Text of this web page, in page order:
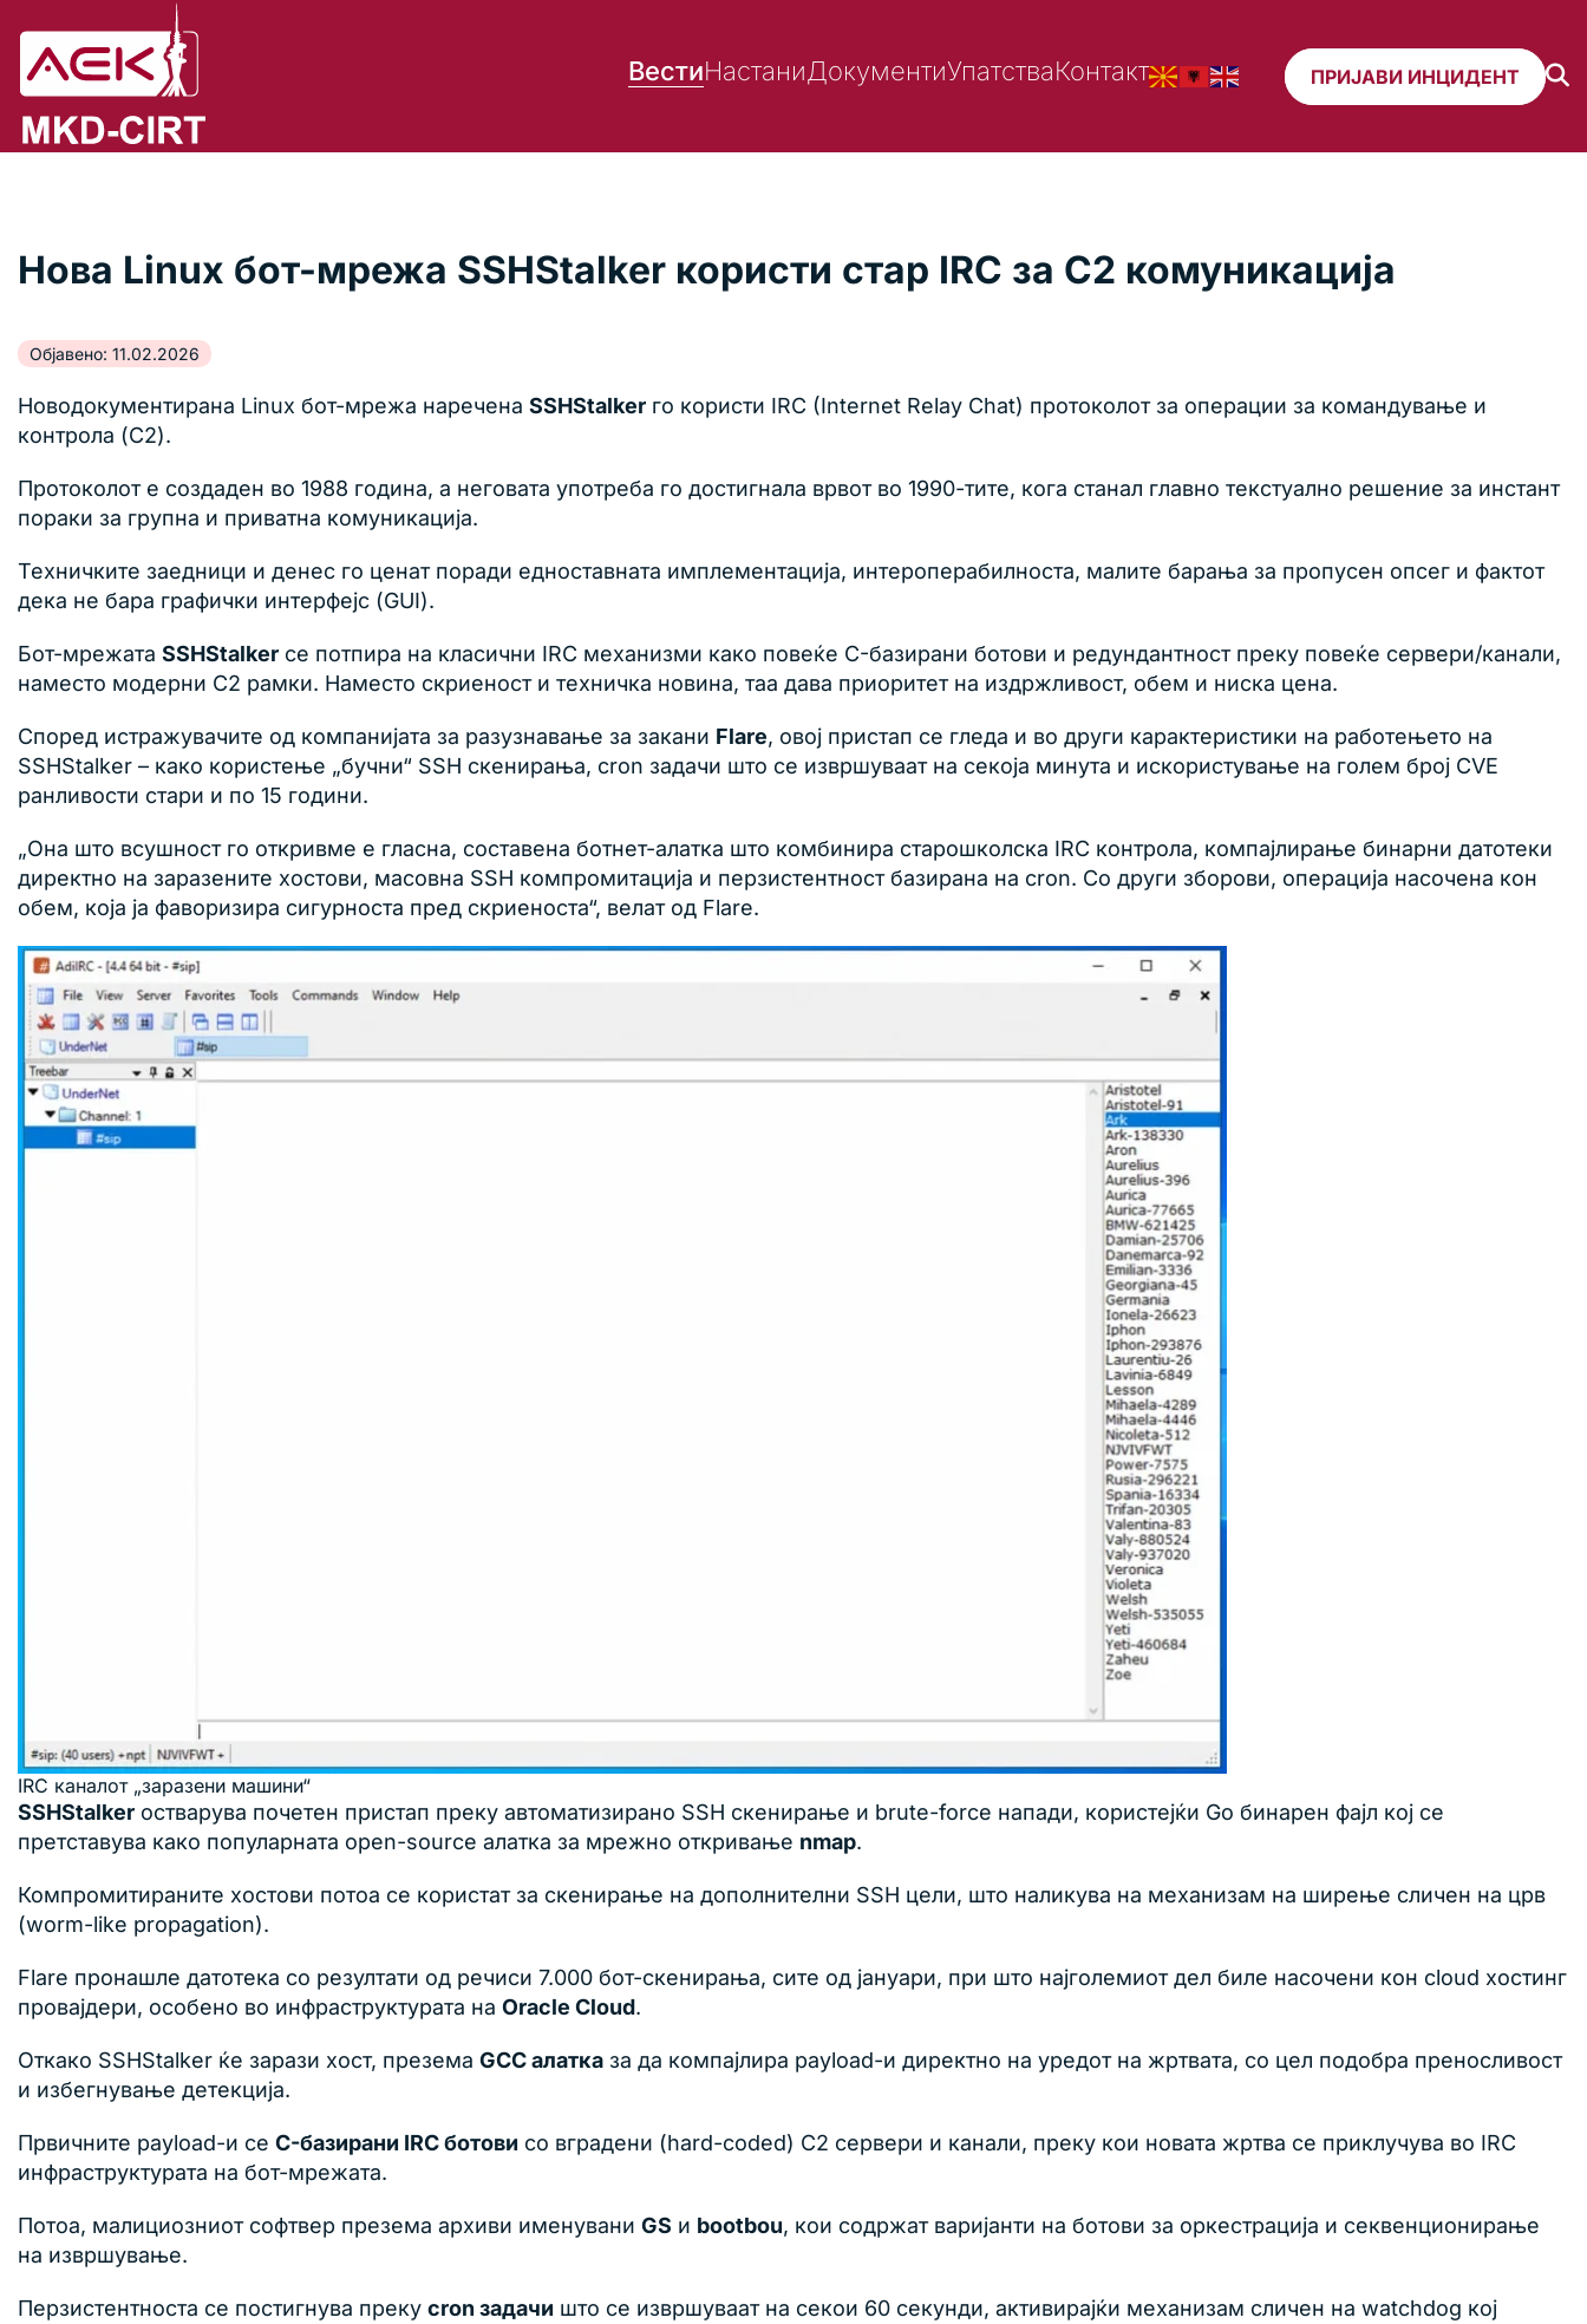
ВестиНастаниДокументиУпатстваКонтакт ПРИЈАВИ ИНЦИДЕНТ
Нова Linux бот-мрежа SSHStalker користи стар IRC за C2 комуникација
Објавено: 11.02.2026
Новодокументирана Linux бот-мрежа наречена SSHStalker го користи IRC (Internet Relay Chat) протоколот за операции за командување и
контрола (C2).
Протоколот е создаден во 1988 година, а неговата употреба го достигнала врвот во 1990-тите, кога станал главно текстуално решение за инстант
пораки за групна и приватна комуникација.
Техничките заедници и денес го ценат поради едноставната имплементација, интероперабилноста, малите барања за пропусен опсег и фактот
дека не бара графички интерфејс (GUI).
Бот-мрежата SSHStalker се потпира на класични IRC механизми како повеќе C-базирани ботови и редундантност преку повеќе сервери/канали,
наместо модерни C2 рамки. Наместо скриеност и техничка новина, таа дава приоритет на издржливост, обем и ниска цена.
Според истражувачите од компанијата за разузнавање за закани Flare, овој пристап се гледа и во други карактеристики на работењето на
SSHStalker – како користење „бучни“ SSH скенирања, cron задачи што се извршуваат на секоја минута и искористување на голем број CVE
ранливости стари и по 15 години.
„Она што всушност го откривме е гласна, составена ботнет-алатка што комбинира старошколска IRC контрола, компајлирање бинарни датотеки
директно на заразените хостови, масовна SSH компромитација и перзистентност базирана на cron. Со други зборови, операција насочена кон
обем, која ја фаворизира сигурноста пред скриеноста“, велат од Flare.
IRC каналот „заразени машини“
SSHStalker остварува почетен пристап преку автоматизирано SSH скенирање и brute-force напади, користејќи Go бинарен фајл кој се
претставува како популарната open-source алатка за мрежно откривање nmap.
Компромитираните хостови потоа се користат за скенирање на дополнителни SSH цели, што наликува на механизам на ширење сличен на црв
(worm-like propagation).
Flare пронашле датотека со резултати од речиси 7.000 бот-скенирања, сите од јануари, при што најголемиот дел биле насочени кон cloud хостинг
провајдери, особено во инфраструктурата на Oracle Cloud.
Откако SSHStalker ќе зарази хост, презема GCC алатка за да компајлира payload-и директно на уредот на жртвата, со цел подобра преносливост
и избегнување детекција.
Првичните payload-и се C-базирани IRC ботови со вградени (hard-coded) C2 сервери и канали, преку кои новата жртва се приклучува во IRC
инфраструктурата на бот-мрежата.
Потоа, малициозниот софтвер презема архиви именувани GS и bootbou, кои содржат варијанти на ботови за оркестрација и секвенционирање
на извршување.
Перзистентноста се постигнува преку cron задачи што се извршуваат на секои 60 секунди, активирајќи механизам сличен на watchdog кој